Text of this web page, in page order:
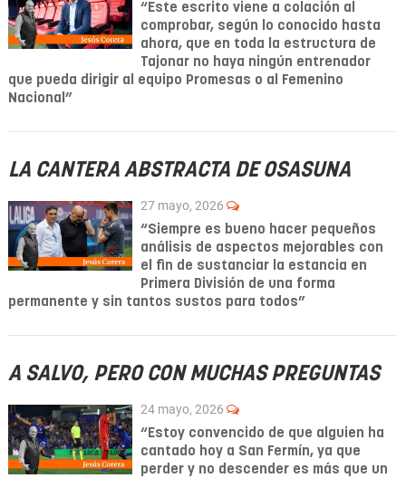
“Este escrito viene a colación al
comprobar, según lo conocido hasta
ahora, que en toda la estructura de
Tajonar no haya ningún entrenador
que pueda dirigir al equipo Promesas o al Femenino
Nacional”
LA CANTERA ABSTRACTA DE OSASUNA
27 mayo, 2026
“Siempre es bueno hacer pequeños
análisis de aspectos mejorables con
el fin de sustanciar la estancia en
Primera División de una forma
permanente y sin tantos sustos para todos”
A SALVO, PERO CON MUCHAS PREGUNTAS
24 mayo, 2026
“Estoy convencido de que alguien ha
cantado hoy a San Fermín, ya que
perder y no descender es más que un